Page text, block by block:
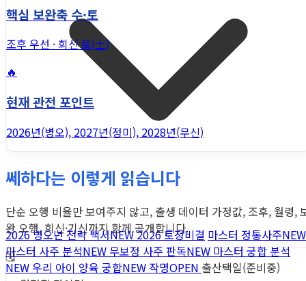
2026 병오년 전략 백서NEW2026 토정비결 마스터 정통사주NEW
마스터 사주 분석NEW무보정 사주 판독NEW마스터 궁합 분석
NEW 우리 아이 양육 궁합NEW 작명OPEN 출산택일(준비중)
핵심 보완축 수·토
조후 우선 · 희신 토(土)
🔥
현재 관전 포인트
2026년(병오), 2027년(정미), 2028년(무신)
쎄하다는 이렇게 읽습니다
단순 오행 비율만 보여주지 않고, 출생 데이터 가정값, 조후, 월령,
완 오행, 희신·기신까지 함께 공개합니다.
🗓️